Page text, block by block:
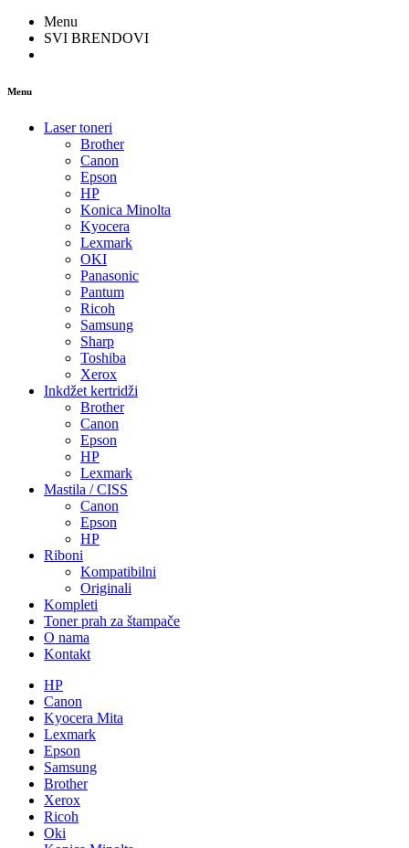
Menu
SVI BRENDOVI
Menu
Laser toneri
Brother
Canon
Epson
HP
Konica Minolta
Kyocera
Lexmark
OKI
Panasonic
Pantum
Ricoh
Samsung
Sharp
Toshiba
Xerox
Inkdžet kertridži
Brother
Canon
Epson
HP
Lexmark
Mastila / CISS
Canon
Epson
HP
Riboni
Kompatibilni
Originali
Kompleti
Toner prah za štampače
O nama
Kontakt
HP
Canon
Kyocera Mita
Lexmark
Epson
Samsung
Brother
Xerox
Ricoh
Oki